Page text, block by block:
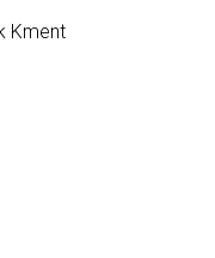
Kment